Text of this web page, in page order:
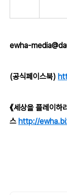
ewha-
(공식페이스북)
《세상을 플레이
스 http://